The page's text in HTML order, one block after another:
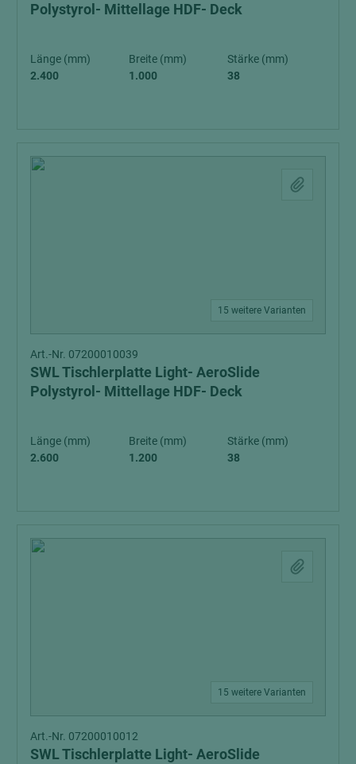
Polystyrol- Mittellage HDF- Deck
Länge (mm)
2.400
Breite (mm)
1.000
Stärke (mm)
38
15 weitere Varianten
Art.-Nr. 07200010039
SWL Tischlerplatte Light- AeroSlide
Polystyrol- Mittellage HDF- Deck
Länge (mm)
2.600
Breite (mm)
1.200
Stärke (mm)
38
15 weitere Varianten
Art.-Nr. 07200010012
SWL Tischlerplatte Light- AeroSlide